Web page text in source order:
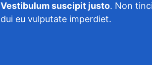
Vestibulum suscipit justo. Non
dui eu vulputate imperdiet.